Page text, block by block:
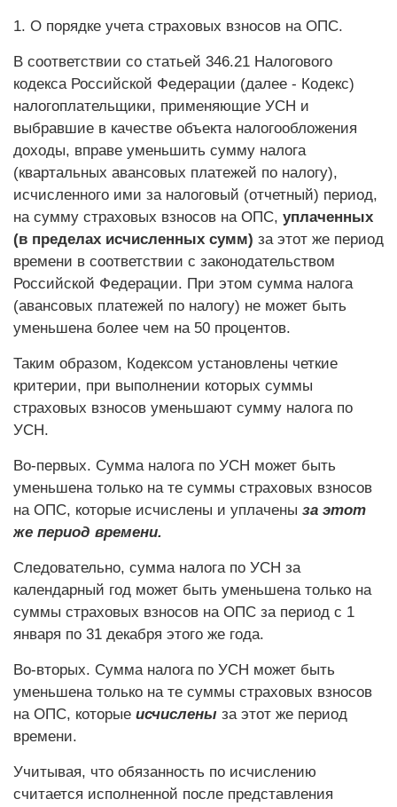
1. О порядке учета страховых взносов на ОПС.
В соответствии со статьей 346.21 Налогового
кодекса Российской Федерации (далее - Кодекс)
налогоплательщики, применяющие УСН и
выбравшие в качестве объекта налогообложения
доходы, вправе уменьшить сумму налога
(квартальных авансовых платежей по налогу),
исчисленного ими за налоговый (отчетный) период,
на сумму страховых взносов на ОПС, уплаченных
(в пределах исчисленных сумм) за этот же период
времени в соответствии с законодательством
Российской Федерации. При этом сумма налога
(авансовых платежей по налогу) не может быть
уменьшена более чем на 50 процентов.
Таким образом, Кодексом установлены четкие
критерии, при выполнении которых суммы
страховых взносов уменьшают сумму налога по
УСН.
Во-первых. Сумма налога по УСН может быть
уменьшена только на те суммы страховых взносов
на ОПС, которые исчислены и уплачены за этот
же период времени.
Следовательно, сумма налога по УСН за
календарный год может быть уменьшена только на
суммы страховых взносов на ОПС за период с 1
января по 31 декабря этого же года.
Во-вторых. Сумма налога по УСН может быть
уменьшена только на те суммы страховых взносов
на ОПС, которые исчислены за этот же период
времени.
Учитывая, что обязанность по исчислению
считается исполненной после представления